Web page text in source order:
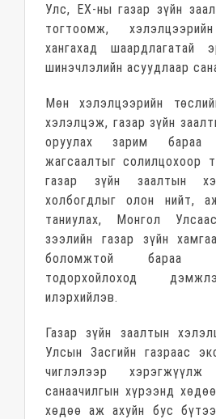
Улс, ЕХ-ны газар зүйн
тогтоомж,
хангахад шаардлагатай
шинэчлэлийн асуудлаар
Мөн хэлэлцээрийн
хэлэлцэж, газар зүйн
оруулах зарим бараа
жагсаалтыг солилцохоор
газар зүйн заалтын
холбогдлыг олон нийт,
таниулах, Монгол
зээлийн газар зүйн
боломжтой бараа
тодорхойлоход
илэрхийлэв.
Газар зүйн заалтын
Улсын Засгийн газраас
чиглэлээр
санаачилгын хүрээнд
хөдөө аж ахуйн бус